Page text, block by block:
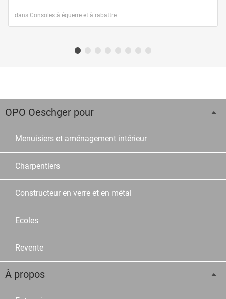
dans Consoles à équerre et à rabattre
OPO Oeschger pour
Menuisiers et aménagement intérieur
Charpentiers
Constructeur en verre et en métal
Ecoles
Revente
À propos